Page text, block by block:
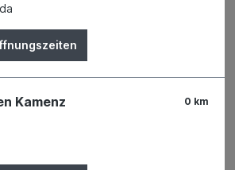
erst nach Wahl einer Filiale
hinzufügen
verfügbar
0 km
Kamenz